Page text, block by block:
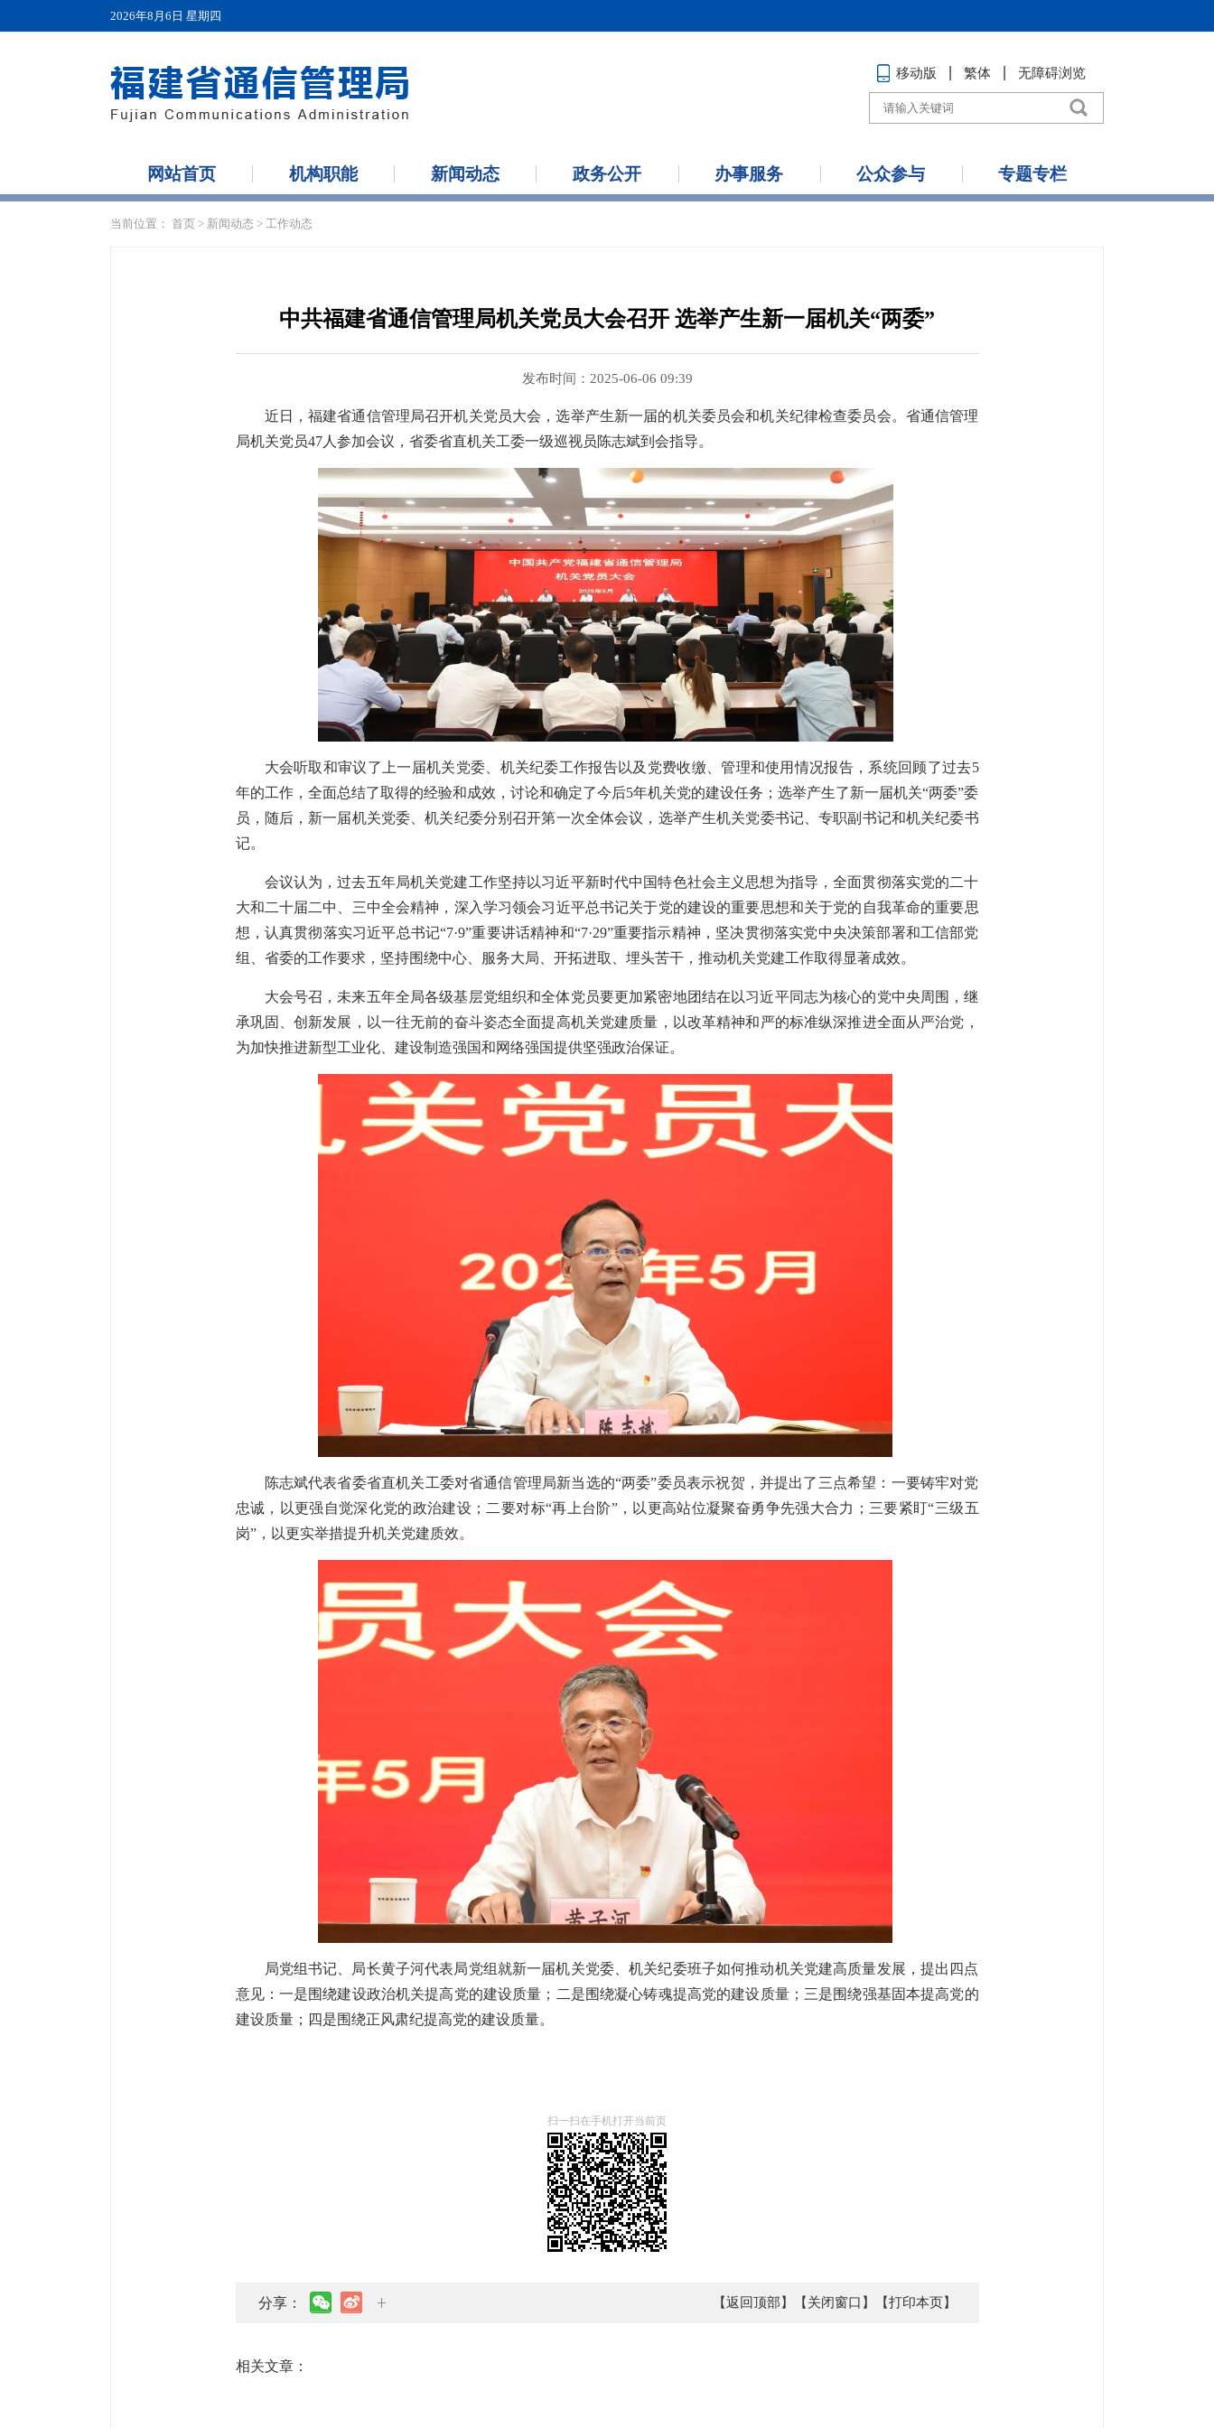
2026年8月6日 星期四
移动版 繁体 无障碍浏览
网站首页 机构职能 新闻动态 政务公开 办事服务 公众参与 专题专栏
当前位置： 首页 > 新闻动态 > 工作动态
中共福建省通信管理局机关党员大会召开 选举产生新一届机关“两委”
发布时间：2025-06-06 09:39
近日，福建省通信管理局召开机关党员大会，选举产生新一届的机关委员会和机关纪律检查委员会。省通信管理
局机关党员47人参加会议，省委省直机关工委一级巡视员陈志斌到会指导。
大会听取和审议了上一届机关党委、机关纪委工作报告以及党费收缴、管理和使用情况报告，系统回顾了过去5
年的工作，全面总结了取得的经验和成效，讨论和确定了今后5年机关党的建设任务；选举产生了新一届机关“两委”委
员，随后，新一届机关党委、机关纪委分别召开第一次全体会议，选举产生机关党委书记、专职副书记和机关纪委书
记。
会议认为，过去五年局机关党建工作坚持以习近平新时代中国特色社会主义思想为指导，全面贯彻落实党的二十
大和二十届二中、三中全会精神，深入学习领会习近平总书记关于党的建设的重要思想和关于党的自我革命的重要思
想，认真贯彻落实习近平总书记“7·9”重要讲话精神和“7·29”重要指示精神，坚决贯彻落实党中央决策部署和工信部党
组、省委的工作要求，坚持围绕中心、服务大局、开拓进取、埋头苦干，推动机关党建工作取得显著成效。
大会号召，未来五年全局各级基层党组织和全体党员要更加紧密地团结在以习近平同志为核心的党中央周围，继
承巩固、创新发展，以一往无前的奋斗姿态全面提高机关党建质量，以改革精神和严的标准纵深推进全面从严治党，
为加快推进新型工业化、建设制造强国和网络强国提供坚强政治保证。
陈志斌代表省委省直机关工委对省通信管理局新当选的“两委”委员表示祝贺，并提出了三点希望：一要铸牢对党
忠诚，以更强自觉深化党的政治建设；二要对标“再上台阶”，以更高站位凝聚奋勇争先强大合力；三要紧盯“三级五
岗”，以更实举措提升机关党建质效。
局党组书记、局长黄子河代表局党组就新一届机关党委、机关纪委班子如何推动机关党建高质量发展，提出四点
意见：一是围绕建设政治机关提高党的建设质量；二是围绕凝心铸魂提高党的建设质量；三是围绕强基固本提高党的
建设质量；四是围绕正风肃纪提高党的建设质量。
扫一扫在手机打开当前页
分享： 【返回顶部】 【关闭窗口】 【打印本页】
相关文章：